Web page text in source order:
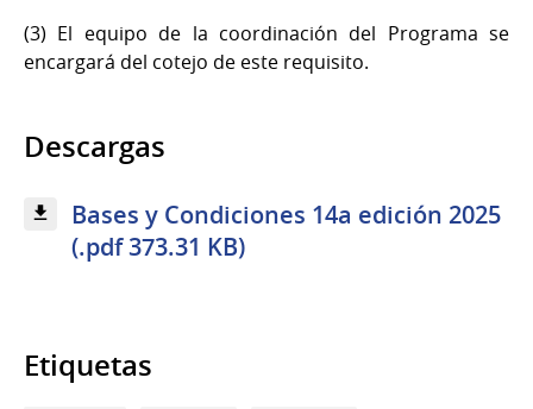
(3) El equipo de la coordinación del Programa se
encargará del cotejo de este requisito.
Descargas
Bases y Condiciones 14a edición 2025
(.pdf 373.31 KB)
Etiquetas